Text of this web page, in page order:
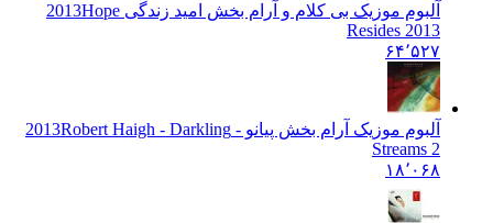
آلبوم موزیک بی کلام و آرام بخش امید زندگی 2013Hope
Resides 2013
۶۴٬۵۲۷
آلبوم موزیک آرام بخش پیانو - 2013Robert Haigh - Darkling
Streams 2
۱۸٬۰۶۸